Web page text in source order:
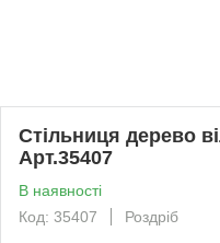
Стільниця дерево
Арт.35407
В наявності
Код: 35407
Роздріб